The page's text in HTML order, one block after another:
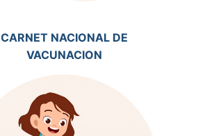
CARNET NACIONAL DE
VACUNACION